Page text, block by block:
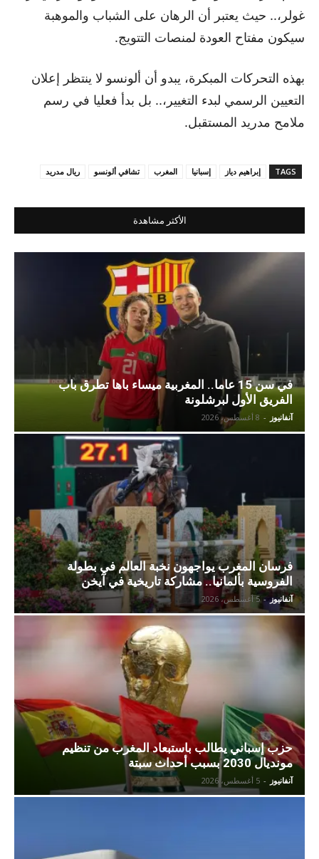
غولر،.. حيث يعتبر أن الرهان على الشباب والموهبة
سيكون مفتاح العودة لمنصات التتويج.
بهذه التحركات المبكرة، يبدو أن ألونسو لا ينتظر إعلان
التعيين الرسمي لبدء التغيير،.. بل بدأ فعليا في رسم
ملامح مدريد المستقبل.
TAGS إبراهيم دياز إسبانيا المغرب تشافي ألونسو ريال مدريد
الأكثر مشاهدة
في سن 15 عاما.. المغربية ميساء باها تطرق باب
الفريق الأول لبرشلونة
آنفانيوز - 8 أغسطس، 2026
فرسان المغرب يواجهون نخبة العالم في بطولة
الفروسية بألمانيا.. مشاركة تاريخية في آيخن
آنفانيوز - 5 أغسطس، 2026
حزب إسباني يطالب باستبعاد المغرب من تنظيم
مونديال 2030 بسبب أحداث سبتة
آنفانيوز - 5 أغسطس، 2026